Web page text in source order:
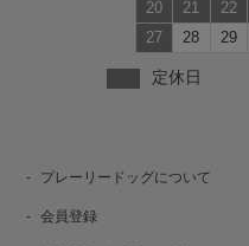
20
21 22
27
28 29
定休日
プレーリードッグについて
会員登録